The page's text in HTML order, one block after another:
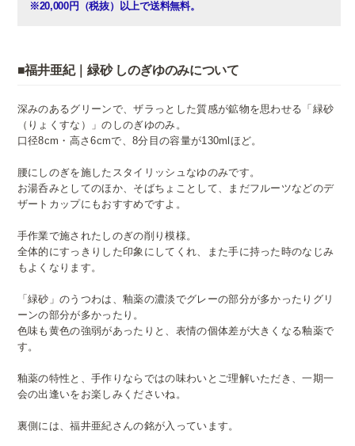
※20,000円（税抜）以上で送料無料。
■福井亜紀｜緑砂 しのぎゆのみについて
深みのあるグリーンで、ザラっとした質感が鉱物を思わせる「緑砂
（りょくすな）」のしのぎゆのみ。
口径8cm・高さ6cmで、8分目の容量が130mlほど。
腰にしのぎを施したスタイリッシュなゆのみです。
お湯呑みとしてのほか、そばちょことして、まだフルーツなどのデ
ザートカップにもおすすめですよ。
手作業で施されたしのぎの削り模様。
全体的にすっきりした印象にしてくれ、また手に持った時のなじみ
もよくなります。
「緑砂」のうつわは、釉薬の濃淡でグレーの部分が多かったりグリ
ーンの部分が多かったり。
色味も黄色の強弱があったりと、表情の個体差が大きくなる釉薬で
す。
釉薬の特性と、手作りならではの味わいとご理解いただき、一期一
会の出逢いをお楽しみくださいね。
裏側には、福井亜紀さんの銘が入っています。